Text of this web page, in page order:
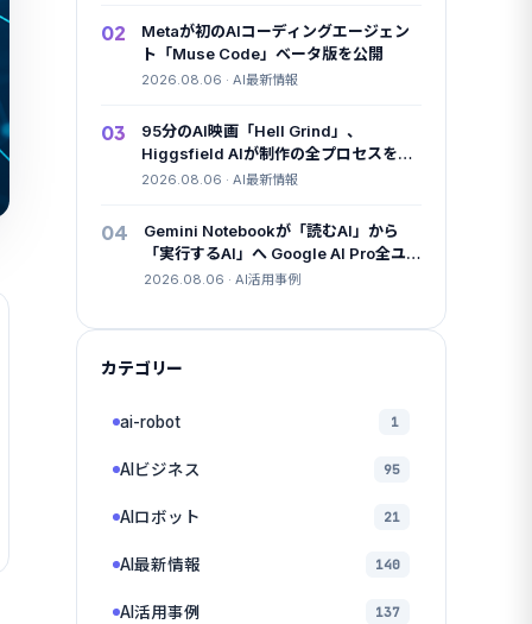
02
Metaが初のAIコーディングエージェン
ト「Muse Code」ベータ版を公開
2026.08.06 · AI最新情報
03
95分のAI映画「Hell Grind」、
Higgsfield AIが制作の全プロセスを無
料公開
2026.08.06 · AI最新情報
04
Gemini Notebookが「読むAI」から
「実行するAI」へ Google AI Pro全ユ
ーザー展開で変わったこと
2026.08.06 · AI活用事例
カテゴリー
ai-robot 1
AIビジネス 95
AIロボット 21
AI最新情報 140
AI活用事例 137